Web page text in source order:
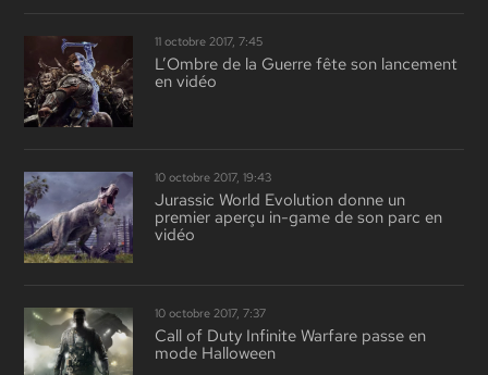
11 octobre 2017, 7:45
L’Ombre de la Guerre fête son lancement
en vidéo
10 octobre 2017, 19:43
Jurassic World Evolution donne un
premier aperçu in-game de son parc en
vidéo
10 octobre 2017, 7:37
Call of Duty Infinite Warfare passe en
mode Halloween